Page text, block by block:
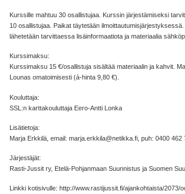
Kurssille mahtuu 30 osallistujaa. Kurssin järjestämiseksi
10 osallistujaa. Paikat täytetään ilmoittautumisjärjestyksessä.
lähetetään tarvittaessa lisäinformaatiota ja materiaalia
Kurssimaksu:
Kurssimaksu 15 €/osallistuja sisältää materiaalin ja kahvit.
Lounas omatoimisesti (á-hinta 9,80 €).
Kouluttaja:
SSL:n karttakouluttaja Eero-Antti Lonka
Lisätietoja:
Marja Erkkilä, email: marja.erkkila@netikka.fi, puh: 0400 462
Järjestäjät:
Rasti-Jussit ry, Etelä-Pohjanmaan Suunnistus ja Suomen
Linkki kotisivulle: http://www.rastijussit.fi/ajankohtaista/2073/